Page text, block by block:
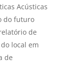
Acústicas
do futuro
de
local em
de